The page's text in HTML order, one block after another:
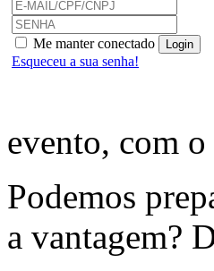
Me manter conectado
Esqueceu a sua senha!
evento, com
Podemos
a vantagem?